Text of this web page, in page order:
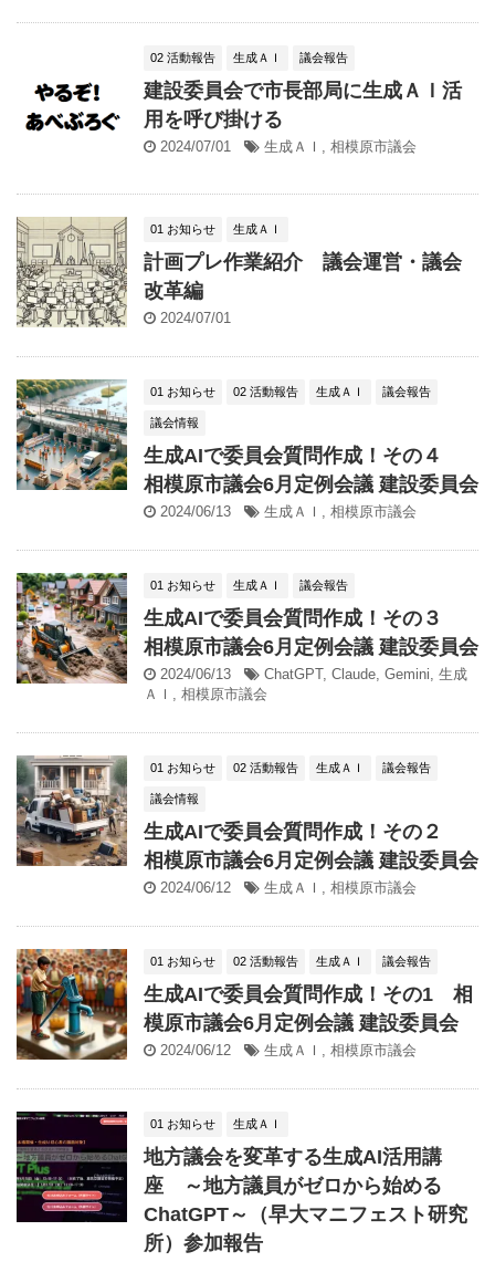
02 活動報告 生成ＡＩ 議会報告
建設委員会で市長部局に生成ＡＩ活
用を呼び掛ける
2024/07/01 生成ＡＩ 相模原市議会
01 お知らせ 生成ＡＩ
計画プレ作業紹介 議会運営・議会
改革編
2024/07/01
01 お知らせ 02 活動報告 生成ＡＩ 議会報告
議会情報
生成AIで委員会質問作成！その４
相模原市議会6月定例会議 建設委員会
2024/06/13 生成ＡＩ , 相模原市議会
01 お知らせ 生成ＡＩ 議会報告
生成AIで委員会質問作成！その３
相模原市議会6月定例会議 建設委員会
2024/06/13 ChatGPT, Claude, Gemini, 生成
ＡＩ , 相模原市議会
01 お知らせ 02 活動報告 生成ＡＩ 議会報告
議会情報
生成AIで委員会質問作成！その２
相模原市議会6月定例会議 建設委員会
2024/06/12 生成ＡＩ , 相模原市議会
01 お知らせ 02 活動報告 生成ＡＩ 議会報告
生成AIで委員会質問作成！その1 相
模原市議会6月定例会議 建設委員会
2024/06/12 生成ＡＩ , 相模原市議会
01 お知らせ 生成ＡＩ
地方議会を変革する生成AI活用講
座 ～地方議員がゼロから始める
ChatGPT～（早大マニフェスト研究
所）参加報告